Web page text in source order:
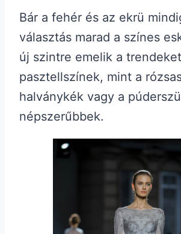
Bár a fehér és az ekrü
választás marad a színes
új szintre emelik a
pasztellszínek, mint a
halványkék vagy a
népszerűbbek.